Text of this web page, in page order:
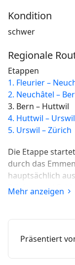
Kondition
schwer
Regionale
Etappen
1. Fleurier –
2. Neuchâtel –
3. Bern – Huttwil
4. Huttwil – Urswil
5. Urswil – Zürich
Die Etappe
durch das
hauptsächlich
Dörfern und
verläuft entlang
Mehr anzeigen
Präsentiert